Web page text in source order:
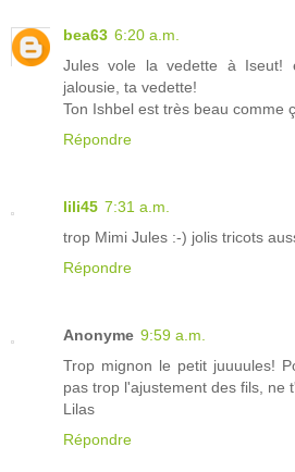
bea63 6:20 a.m.
Jules vole la vedette à Iseut!
jalousie, ta vedette!
Ton Ishbel est très beau comme
Répondre
lili45 7:31 a.m.
trop Mimi Jules :-) jolis tricots
Répondre
Anonyme 9:59 a.m.
Trop mignon le petit juuuules!
pas trop l'ajustement des fils, ne
Lilas
Répondre